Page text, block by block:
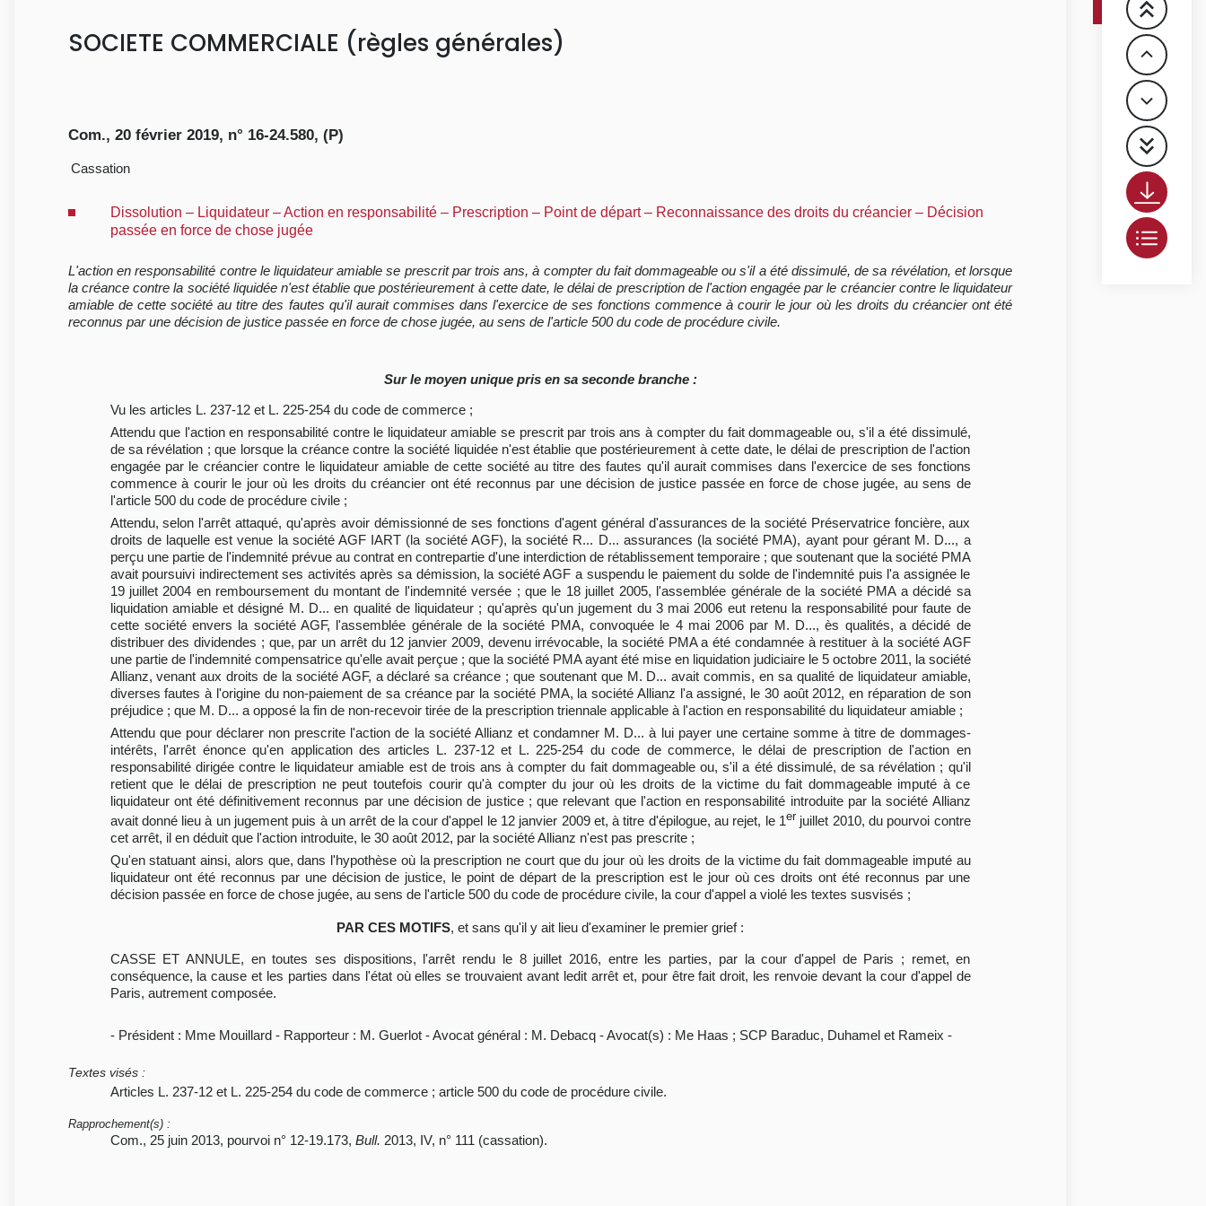
SOCIETE COMMERCIALE (règles générales)
Com., 20 février 2019, n° 16-24.580, (P)
Cassation
Dissolution – Liquidateur – Action en responsabilité – Prescription – Point de départ – Reconnaissance des droits du créancier – Décision
passée en force de chose jugée
L'action en responsabilité contre le liquidateur amiable se prescrit par trois ans, à compter du fait dommageable ou s'il a été dissimulé, de sa révélation, et lorsque
la créance contre la société liquidée n'est établie que postérieurement à cette date, le délai de prescription de l'action engagée par le créancier contre le liquidateur
amiable de cette société au titre des fautes qu'il aurait commises dans l'exercice de ses fonctions commence à courir le jour où les droits du créancier ont été
reconnus par une décision de justice passée en force de chose jugée, au sens de l'article 500 du code de procédure civile.
Sur le moyen unique pris en sa seconde branche :
Vu les articles L. 237-12 et L. 225-254 du code de commerce ;
Attendu que l'action en responsabilité contre le liquidateur amiable se prescrit par trois ans à compter du fait dommageable ou, s'il a été dissimulé,
de sa révélation ; que lorsque la créance contre la société liquidée n'est établie que postérieurement à cette date, le délai de prescription de l'action
engagée par le créancier contre le liquidateur amiable de cette société au titre des fautes qu'il aurait commises dans l'exercice de ses fonctions
commence à courir le jour où les droits du créancier ont été reconnus par une décision de justice passée en force de chose jugée, au sens de
l'article 500 du code de procédure civile ;
Attendu, selon l'arrêt attaqué, qu'après avoir démissionné de ses fonctions d'agent général d'assurances de la société Préservatrice foncière, aux
droits de laquelle est venue la société AGF IART (la société AGF), la société R... D... assurances (la société PMA), ayant pour gérant M. D..., a
perçu une partie de l'indemnité prévue au contrat en contrepartie d'une interdiction de rétablissement temporaire ; que soutenant que la société PMA
avait poursuivi indirectement ses activités après sa démission, la société AGF a suspendu le paiement du solde de l'indemnité puis l'a assignée le
19 juillet 2004 en remboursement du montant de l'indemnité versée ; que le 18 juillet 2005, l'assemblée générale de la société PMA a décidé sa
liquidation amiable et désigné M. D... en qualité de liquidateur ; qu'après qu'un jugement du 3 mai 2006 eut retenu la responsabilité pour faute de
cette société envers la société AGF, l'assemblée générale de la société PMA, convoquée le 4 mai 2006 par M. D..., ès qualités, a décidé de
distribuer des dividendes ; que, par un arrêt du 12 janvier 2009, devenu irrévocable, la société PMA a été condamnée à restituer à la société AGF
une partie de l'indemnité compensatrice qu'elle avait perçue ; que la société PMA ayant été mise en liquidation judiciaire le 5 octobre 2011, la société
Allianz, venant aux droits de la société AGF, a déclaré sa créance ; que soutenant que M. D... avait commis, en sa qualité de liquidateur amiable,
diverses fautes à l'origine du non-paiement de sa créance par la société PMA, la société Allianz l'a assigné, le 30 août 2012, en réparation de son
préjudice ; que M. D... a opposé la fin de non-recevoir tirée de la prescription triennale applicable à l'action en responsabilité du liquidateur amiable ;
Attendu que pour déclarer non prescrite l'action de la société Allianz et condamner M. D... à lui payer une certaine somme à titre de dommages-
intérêts, l'arrêt énonce qu'en application des articles L. 237-12 et L. 225-254 du code de commerce, le délai de prescription de l'action en
responsabilité dirigée contre le liquidateur amiable est de trois ans à compter du fait dommageable ou, s'il a été dissimulé, de sa révélation ; qu'il
retient que le délai de prescription ne peut toutefois courir qu'à compter du jour où les droits de la victime du fait dommageable imputé à ce
liquidateur ont été définitivement reconnus par une décision de justice ; que relevant que l'action en responsabilité introduite par la société Allianz
avait donné lieu à un jugement puis à un arrêt de la cour d'appel le 12 janvier 2009 et, à titre d'épilogue, au rejet, le 1er juillet 2010, du pourvoi contre
cet arrêt, il en déduit que l'action introduite, le 30 août 2012, par la société Allianz n'est pas prescrite ;
Qu'en statuant ainsi, alors que, dans l'hypothèse où la prescription ne court que du jour où les droits de la victime du fait dommageable imputé au
liquidateur ont été reconnus par une décision de justice, le point de départ de la prescription est le jour où ces droits ont été reconnus par une
décision passée en force de chose jugée, au sens de l'article 500 du code de procédure civile, la cour d'appel a violé les textes susvisés ;
PAR CES MOTIFS, et sans qu'il y ait lieu d'examiner le premier grief :
CASSE ET ANNULE, en toutes ses dispositions, l'arrêt rendu le 8 juillet 2016, entre les parties, par la cour d'appel de Paris ; remet, en
conséquence, la cause et les parties dans l'état où elles se trouvaient avant ledit arrêt et, pour être fait droit, les renvoie devant la cour d'appel de
Paris, autrement composée.
- Président : Mme Mouillard - Rapporteur : M. Guerlot - Avocat général : M. Debacq - Avocat(s) : Me Haas ; SCP Baraduc, Duhamel et Rameix -
Textes visés :
Articles L. 237-12 et L. 225-254 du code de commerce ; article 500 du code de procédure civile.
Rapprochement(s) :
Com., 25 juin 2013, pourvoi n° 12-19.173, Bull. 2013, IV, n° 111 (cassation).